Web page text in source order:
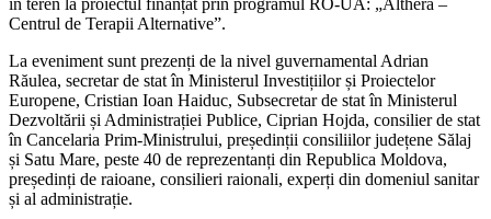
în teren la proiectul finanțat prin programul RO-UA: „Althera –
Centrul de Terapii Alternative”.
La eveniment sunt prezenți de la nivel guvernamental Adrian
Răulea, secretar de stat în Ministerul Investițiilor și Proiectelor
Europene, Cristian Ioan Haiduc, Subsecretar de stat în Ministerul
Dezvoltării și Administrației Publice, Ciprian Hojda, consilier de stat
în Cancelaria Prim-Ministrului, președinții consiliilor județene Sălaj
și Satu Mare, peste 40 de reprezentanți din Republica Moldova,
președinți de raioane, consilieri raionali, experți din domeniul sanitar
și al administrație.